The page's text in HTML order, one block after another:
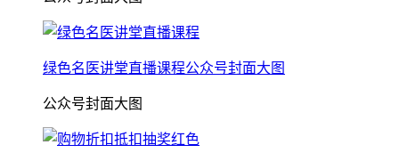
绿色名医讲堂直播课程公众号封面大图
公众号封面大图